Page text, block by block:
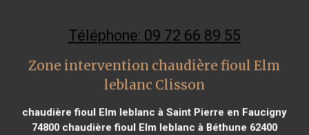
Téléphone: 09 72 66 89 55
Zone intervention chaudière fioul Elm
leblanc Clisson
chaudière fioul Elm leblanc à Saint Pierre en Faucigny
74800chaudière fioul Elm leblanc à Béthune 62400